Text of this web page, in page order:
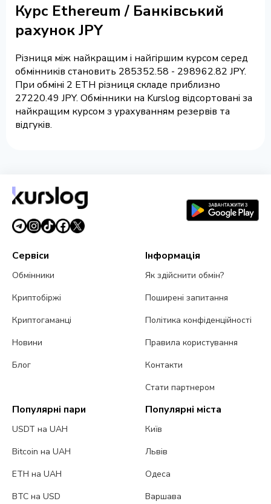
Курс Ethereum / Банківський
рахунок JPY
Різниця між найкращим і найгіршим курсом серед
обмінників становить 285352.58 - 298962.82 JPY.
При обміні 2 ETH різниця складе приблизно
27220.49 JPY. Обмінники на Kurslog відсортовані за
найкращим курсом з урахуванням резервів та
відгуків.
Сервіси
Обмінники
Криптобіржі
Криптогаманці
Новини
Блог
Інформація
Як здійснити обмін?
Поширені запитання
Політика конфіденційності
Правила користування
Контакти
Стати партнером
Популярні пари
USDT на UAH
Bitcoin на UAH
ETH на UAH
BTC на USD
Популярні міста
Київ
Львів
Одеса
Варшава